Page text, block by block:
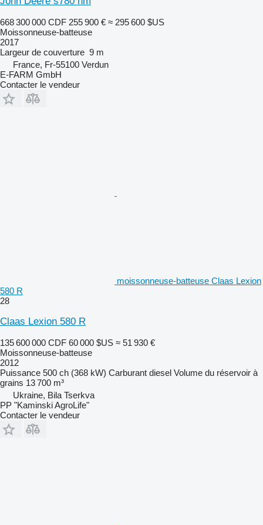
668 300 000 CDF 255 900 € ≈ 295 600 $US
Moissonneuse-batteuse
2017
Largeur de couverture 9 m
France, Fr-55100 Verdun
E-FARM GmbH
Contacter le vendeur
moissonneuse-batteuse Claas Lexion
580 R
28
Claas Lexion 580 R
135 600 000 CDF 60 000 $US ≈ 51 930 €
Moissonneuse-batteuse
2012
Puissance 500 ch (368 kW) Carburant diesel Volume du réservoir à
grains 13 700 m³
Ukraine, Bila Tserkva
PP "Kaminski AgroLife"
Contacter le vendeur